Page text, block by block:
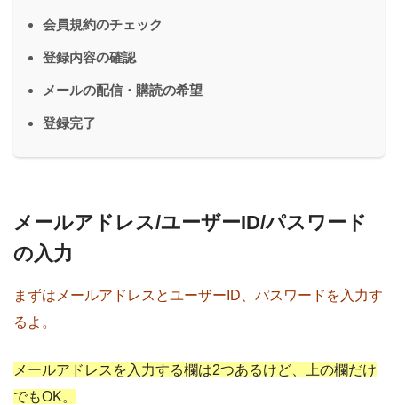
会員規約のチェック
登録内容の確認
メールの配信・購読の希望
登録完了
メールアドレス/ユーザーID/パスワード
の入力
まずはメールアドレスとユーザーID、パスワードを入力す
るよ。
メールアドレスを入力する欄は2つあるけど、上の欄だけ
でもOK。